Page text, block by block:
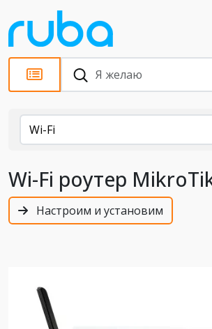
Каталог
Wi-Fi
Wi-Fi роутер
Настроим и установим